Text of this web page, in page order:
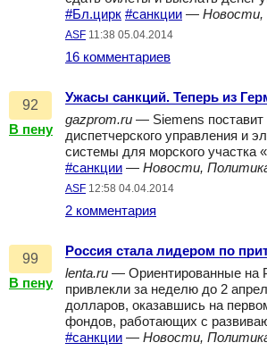
#Бл.цирк #санкции —
ASF 11:38 05.04.2014
16 комментариев
92
В пену
Ужасы санкций. Теперь из
gazprom.ru — Siemens поставит
диспетчерского управления и
системы для морского участка
#санкции — Новости,
ASF 12:58 04.04.2014
2 комментария
99
В пену
Россия стала лидером по
lenta.ru — Ориентированные на
привлекли за неделю до 2
долларов, оказавшись на
фондов, работающих с
#санкции — Новости,